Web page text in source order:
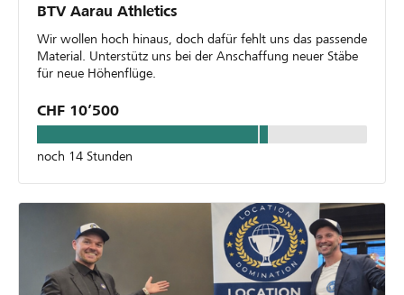
BTV Aarau Athletics
Wir wollen hoch hinaus, doch dafür fehlt uns das passende
Material. Unterstütz uns bei der Anschaffung neuer Stäbe
für neue Höhenflüge.
CHF 10’500
noch 14 Stunden